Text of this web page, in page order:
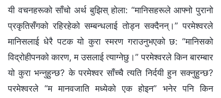
यी वचनहरूको साँचो अर्थ बुझिस् होला: “मानिसहरूले आफ्‍नो पुरानो
प्रकृतिसँगको रहिरहेको सम्‍बन्धलाई तोड्न सक्दैनन्।” परमेश्‍वरले
मानिसलाई धेरै पटक यो कुरा स्मरण गराउनुभएको छ: “मानिसको
विद्रोहीपनको कारण, म उसलाई त्याग्‍नेछु।” परमेश्‍वरले किन बारम्‍बार
यो कुरा भन्‍नुहुन्छ? के परमेश्‍वर साँच्‍चै त्यति निर्दयी हुन सक्‍नुहुन्छ?
परमेश्‍वरले “म मानवजाति मध्येको एक होइन” भनेर पनि किन